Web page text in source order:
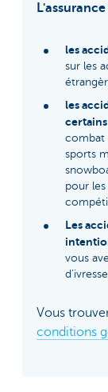
les
sur les
les
combat
sports
pour
Les
vous
Vous
conditions